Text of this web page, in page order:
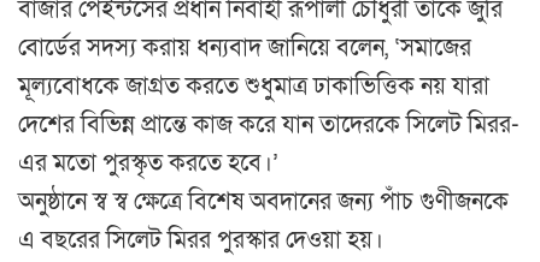
বার্জার পেইন্টসের প্রধান নির্বাহী রূপালী চৌধুরী তাঁকে জুরি
বোর্ডের সদস্য করায় ধন্যবাদ জানিয়ে বলেন, ‘সমাজের
মূল্যবোধকে জাগ্রত করতে শুধুমাত্র ঢাকাভিত্তিক নয় যারা
দেশের বিভিন্ন প্রান্তে কাজ করে যান তাদেরকে সিলেট মিরর-
এর মতো পুরস্কৃত করতে হবে।’
অনুষ্ঠানে স্ব স্ব ক্ষেত্রে বিশেষ অবদানের জন্য পাঁচ গুণীজনকে
এ বছরের সিলেট মিরর পুরস্কার দেওয়া হয়।